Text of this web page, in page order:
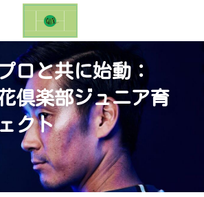
ロと共に始動：
倶楽部ジュニア育
クト